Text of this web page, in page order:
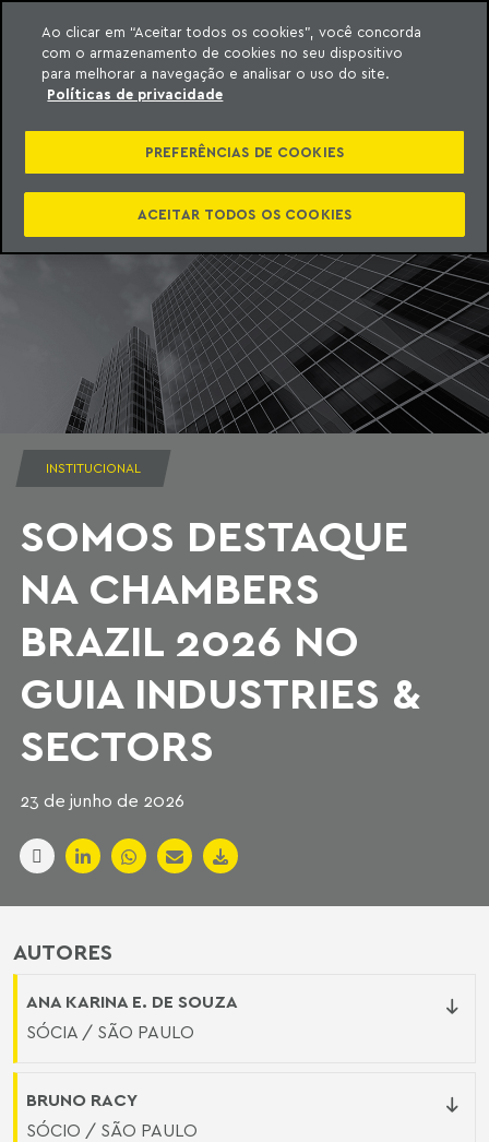
o conteúdo
Machado Meyer
INSTITUCIONAL
SOMOS DESTAQUE
NA CHAMBERS
BRAZIL 2026 NO
GUIA INDUSTRIES &
SECTORS
23 de junho de 2026
AUTORES
ANA KARINA E. DE SOUZA
SÓCIA / SÃO PAULO
BRUNO RACY
SÓCIO / SÃO PAULO
Ao clicar em “Aceitar todos os cookies”, você concorda
com o armazenamento de cookies no seu dispositivo
para melhorar a navegação e analisar o uso do site.
Políticas de privacidade
PREFERÊNCIAS DE COOKIES
ACEITAR TODOS OS COOKIES